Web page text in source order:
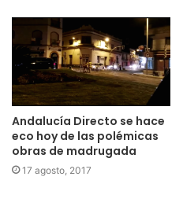
Andalucía Directo se hace
eco hoy de las polémicas
obras de madrugada
17 agosto, 2017